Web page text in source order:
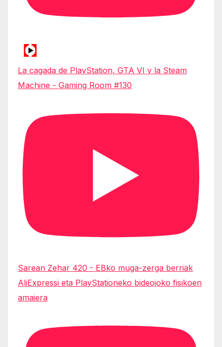
La cagada de PlayStation, GTA VI y la Steam
Machine - Gaming Room #130
Sarean Zehar 420 - EBko muga-zerga berriak
AliExpressi eta PlayStationeko bideojoko fisikoen
amaiera